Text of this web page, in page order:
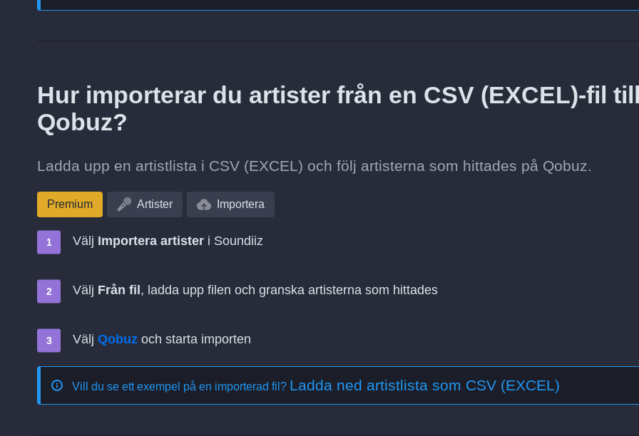
Hur importerar du artister från en CSV (EXCEL)-fil
Qobuz?
Ladda upp en artistlista i CSV (EXCEL) och följ artisterna som hittades på Qobuz.
Premium Artister Importera
Välj Importera artister i Soundiiz
Välj Från fil , ladda upp filen och granska artisterna som hittades
Välj Qobuz och starta importen
Vill du se ett exempel på en importerad fil? Ladda ned artistlista som CSV (EXCEL)